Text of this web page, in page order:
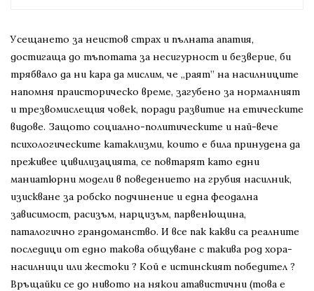
Усещането за неистов страх и пълната апатия,
достигаща до тъпотата за несигурност и безверие, би
трябвало да ни кара да мислим, че „раят” на насилниците
напомня праисторическо време, загубено за нормалният
и трезвомислещия човек, поради развитие на етическите
видове. Защото социално-политическите и най-вече
психологическите катаклизми, които е била принудена да
преживее цивилизацията, се повтарят като едни
маниатюрни модели в поведението на грубия насилник,
изискване за робско подчинение и една феодална
зависимост, расизъм, нарцизъм, парвенющина,
паталогично грандоманство. И все пак какви са реалните
последици от едно такова общуване с такива род хора-
насилници или жестоки ? Кой е истинският победител ?
Връщайки се до нивото на някои атавистични (това е